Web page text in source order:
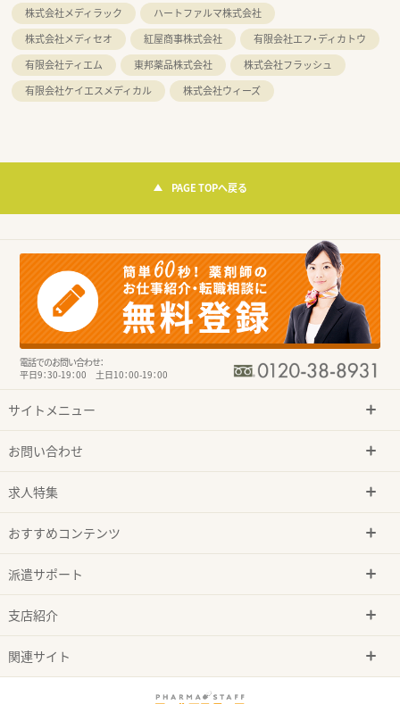
株式会社メディラック
ハートファルマ株式会社
株式会社メディセオ
紅屋商事株式会社
有限会社エフ・ディカトウ
有限会社ティエム
東邦薬品株式会社
株式会社フラッシュ
有限会社ケイエスメディカル
株式会社ウィーズ
PAGE TOPへ戻る
電話でのお問い合わせ：
平日9：30-19：00 土日10：00-19：00
サイトメニュー
お問い合わせ
求人特集
おすすめコンテンツ
派遣サポート
支店紹介
関連サイト